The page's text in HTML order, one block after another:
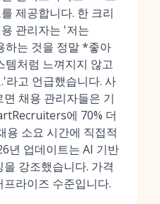
제공합니다. 한 크리
관리자는 '저는
는 것을 정말 *좋아
템처럼 느껴지지 않고
라고 언급했습니다. 사
채용 관리자들은 기
에 70% 더
용 소요 시간에 직접적
년 업데이트는 AI 기반
강조했습니다. 가격
라이즈 수준입니다.